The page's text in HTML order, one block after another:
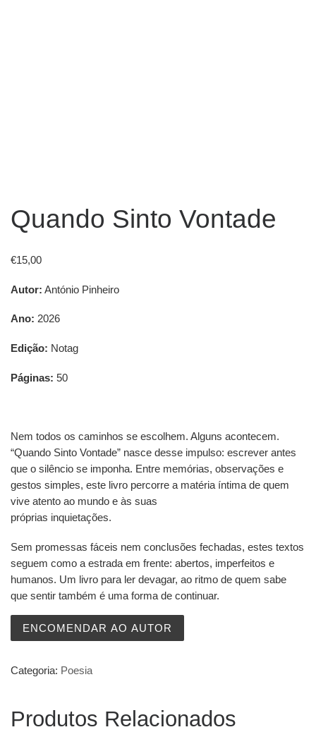
Quando Sinto Vontade
€15,00
Autor: António Pinheiro
Ano: 2026
Edição: Notag
Páginas: 50
Nem todos os caminhos se escolhem. Alguns acontecem.
“Quando Sinto Vontade” nasce desse impulso: escrever antes
que o silêncio se imponha. Entre memórias, observações e
gestos simples, este livro percorre a matéria íntima de quem
vive atento ao mundo e às suas
próprias inquietações.
Sem promessas fáceis nem conclusões fechadas, estes textos
seguem como a estrada em frente: abertos, imperfeitos e
humanos. Um livro para ler devagar, ao ritmo de quem sabe
que sentir também é uma forma de continuar.
ENCOMENDAR AO AUTOR
Categoria: Poesia
Produtos Relacionados